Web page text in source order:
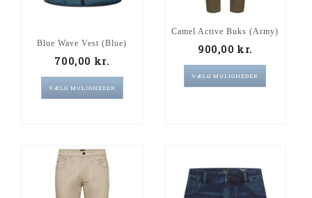
Blue Wave Vest (Blue)
700,00 kr.
VÆLG MULIGHEDER
Camel Active Buks (Army)
900,00kr.
VÆLG MULIGHEDER